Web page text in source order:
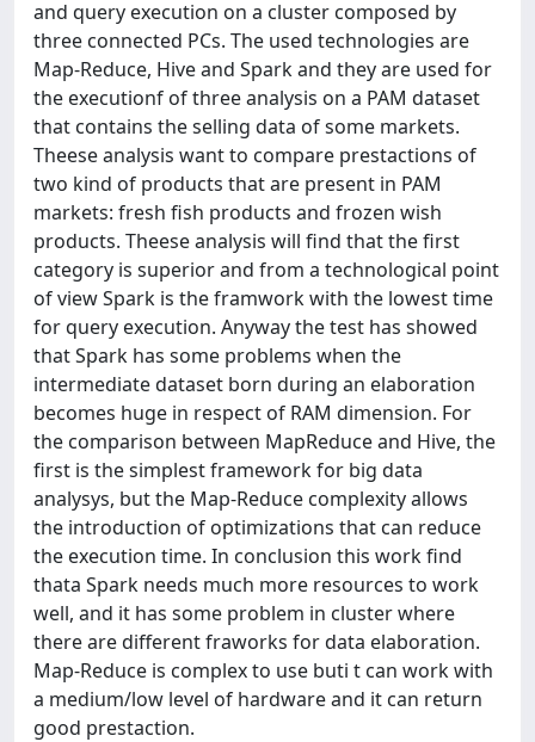
and query execution on a cluster composed by
three connected PCs. The used technologies are
Map-Reduce, Hive and Spark and they are used for
the executionf of three analysis on a PAM dataset
that contains the selling data of some markets.
Theese analysis want to compare prestactions of
two kind of products that are present in PAM
markets: fresh fish products and frozen wish
products. Theese analysis will find that the first
category is superior and from a technological point
of view Spark is the framwork with the lowest time
for query execution. Anyway the test has showed
that Spark has some problems when the
intermediate dataset born during an elaboration
becomes huge in respect of RAM dimension. For
the comparison between MapReduce and Hive, the
first is the simplest framework for big data
analysys, but the Map-Reduce complexity allows
the introduction of optimizations that can reduce
the execution time. In conclusion this work find
thata Spark needs much more resources to work
well, and it has some problem in cluster where
there are different fraworks for data elaboration.
Map-Reduce is complex to use buti t can work with
a medium/low level of hardware and it can return
good prestaction.